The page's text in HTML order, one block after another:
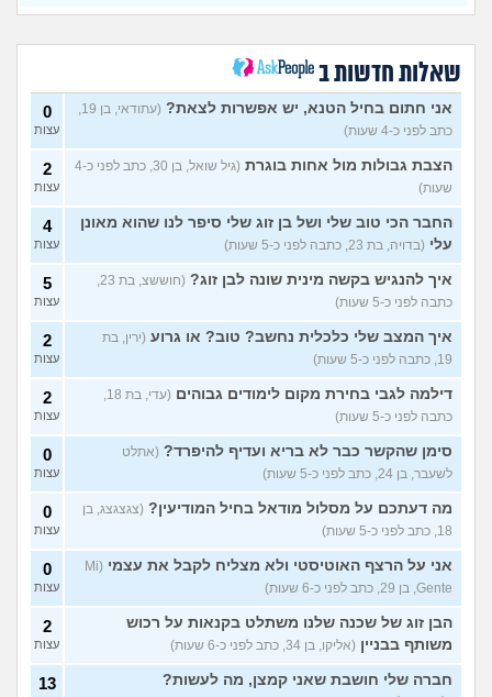
בת 22 בתולה זה מוריד?
(Lora, בת 22)
10
מפנטז על חבר טוב שלי
(Pita, בן
28)
4
עצות
חרדי - נערות ליווי
(ישראל, בן
19)
8
עצות
(רוויטל, בת 24)
14
עצות
בנות,אתן הייתן "מסדרות" את
אח שלכם במצב כזה?
(לוחם שקרוב ל'חרור, בן 21)
מסאג׳יסט מעורער
(מסאג׳יסט מעורער, בן 26)
4
עצות
בגדים וזה לא מפריע לבעלי,
(דיאנה, בת 42)
5
עצות
מחזור לאחר כמה שעות, זה
בטוח?
(שלומי, בן 21)
9
עצות
עוד שאלות חדשות במדור
שאלות חדשות ב
אני חתום בחיל הטנא, יש אפשרות לצאת?
כתב לפני כ-4 שעות)
0
עצות
הצבת גבולות מול אחות בוגרת
(גיל שואל, בן 30, כתב לפני כ-4
שעות)
2
עצות
החבר הכי טוב שלי ושל בן זוג שלי סיפר לנו שהוא מאונן
עלי (בדויה, בת 23, כתבה לפני כ-5 שעות)
4
עצות
איך להנגיש בקשה מינית שונה לבן זוג?
כתבה לפני כ-5 שעות)
5
עצות
איך המצב שלי כלכלית נחשב? טוב? או גרוע (ירין, בת
19, כתבה לפני כ-5 שעות)
2
עצות
דילמה לגבי בחירת מקום לימודים גבוהים
כתבה לפני כ-5 שעות)
2
עצות
סימן שהקשר כבר לא בריא ועדיף להיפרד? (אתלט
לשעבר, בן 24, כתב לפני כ-5 שעות)
0
עצות
מה דעתכם על מסלול מודאל בחיל המודיעין? (צגצגצג, בן
18, כתב לפני כ-5 שעות)
0
עצות
אני על הרצף האוטיסטי ולא מצליח לקבל את עצמי
(Mi
Gente, בן 29, כתב לפני כ-6 שעות)
0
עצות
הבן זוג של שכנה שלנו משתלט בקנאות על רכוש
משותף בבניין (אליקו, בן 34, כתב לפני כ-6 שעות)
2
עצות
חברה שלי חושבת שאני קמצן, מה לעשות? 13